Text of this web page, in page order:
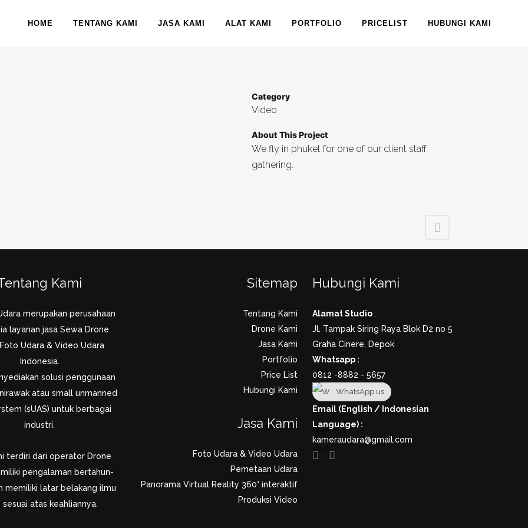
HOME TENTANG KAMI JASA KAMI ALAT KAMI PORTFOLIO PRICELIST HUBUNGI KAMI
Category
Video
About This Project
We fly in phuket for one of our client staff
gathering.
Kami
merupakan perusahaan
layanan jasa Sewa Drone
Udara & Video Udara
Indonesia.
solusi penggunaan
atau small unmanned
(sUAS) untuk berbagai
industri.
terdiri dari operator Drone
pengalaman bertahun-
memiliki latar belakang ilmu
sesuai atas keahliannya.
Sitemap
Tentang Kami
Drone Kami
Jasa Kami
Portfolio
Price List
Hubungi Kami
Jasa Kami
Foto Udara & Video Udara
Pemetaan Udara
Panorama Virtual Reality 360° interaktif
Produksi Video
Hubungi Kami
Alamat Studio :
Jl. Tampak Siring Raya Blok D2 no 5
Graha Cinere, Depok
Whatsapp :
0812 -8882 - 5657
WhatsApp us
Email (English / Indonesian
Language) :
kameraudara@gmail.com